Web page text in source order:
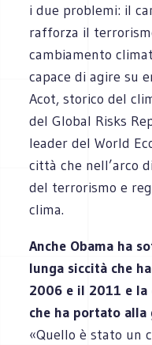
i due problemi: il
rafforza il
cambiamento
capace di agire su
Acot, storico del
del Global Risks
leader del World
città che nell’arco
del terrorismo e
clima.
Anche Obama ha
lunga siccità che
2006 e il 2011 e la
che ha portato alla
«Quello è stato un